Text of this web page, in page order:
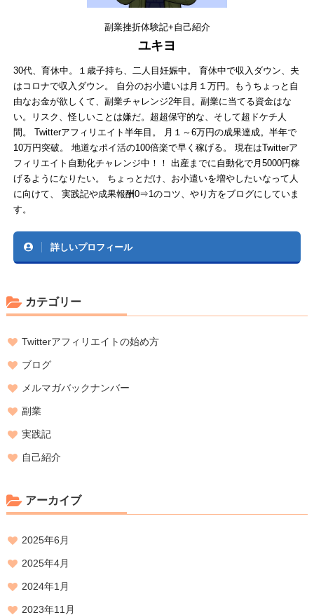
副業挫折体験記+自己紹介
ユキヨ
30代、育休中。１歳子持ち、二人目妊娠中。 育休中で収入ダウン、夫
はコロナで収入ダウン。 自分のお小遣いは月１万円。もうちょっと自
由なお金が欲しくて、副業チャレンジ2年目。副業に当てる資金はな
い。リスク、怪しいことは嫌だ。超超保守的な、そして超ドケチ人
間。 Twitterアフィリエイト半年目。 月１～6万円の成果達成。半年で
10万円突破。 地道なポイ活の100倍楽で早く稼げる。 現在はTwitterア
フィリエイト自動化チャレンジ中！！ 出産までに自動化で月5000円稼
げるようになりたい。 ちょっとだけ、お小遣いを増やしたいなって人
に向けて、 実践記や成果報酬0⇒1のコツ、やり方をブログにしていま
す。
詳しいプロフィール
カテゴリー
Twitterアフィリエイトの始め方
ブログ
メルマガバックナンバー
副業
実践記
自己紹介
アーカイブ
2025年6月
2025年4月
2024年1月
2023年11月